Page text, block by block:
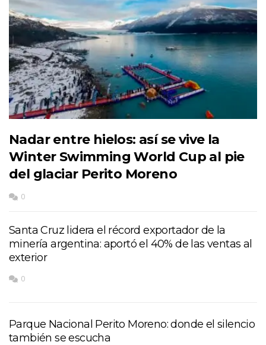
Nadar entre hielos: así se vive la
Winter Swimming World Cup al pie
del glaciar Perito Moreno
0
Santa Cruz lidera el récord exportador de la
minería argentina: aportó el 40% de las ventas al
exterior
0
Parque Nacional Perito Moreno: donde el silencio
también se escucha